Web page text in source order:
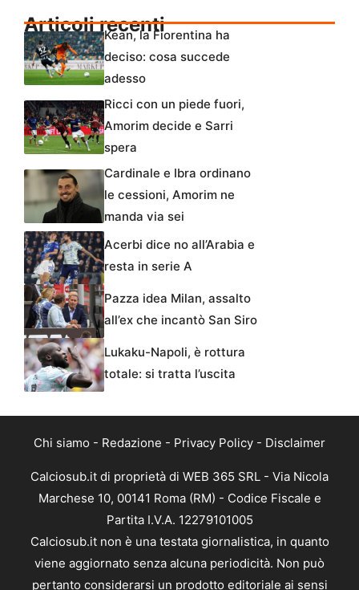
Articoli recentiKean, la Fiorentina ha
deciso: cosa succede
adesso
Ricci con un piede fuori,
Amorim decide e Sarri
spera
Cardinale e Ibra ordinano
le cessioni, Amorim ne
manda via sei
Acerbi dice no all’Arabia e
resta in serie A
Pazza idea Milan, assalto
all’ex che incantò San Siro
Lukaku-Napoli, è rottura
totale: si tratta l’uscita
Chi siamo - Redazione - Privacy Policy - Disclaimer
Calciosub.it di proprietà di WEB 365 SRL - Via Nicola
Marchese 10, 00141 Roma (RM) - Codice Fiscale e
Partita I.V.A. 12279101005
Calciosub.it non è una testata giornalistica, in quanto
viene aggiornato senza alcuna periodicità. Non può
pertanto considerarsi un prodotto editoriale ai sensi